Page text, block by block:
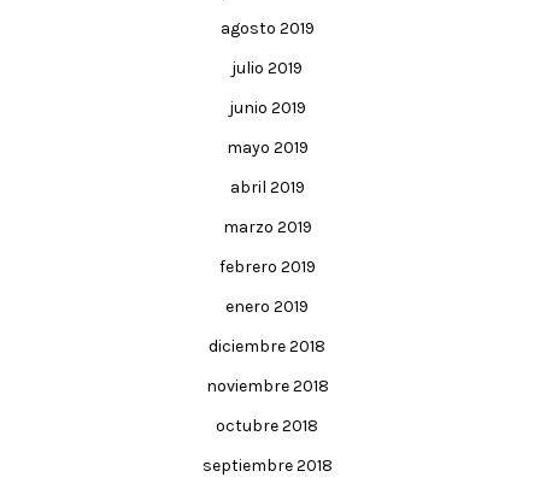
agosto 2019
julio 2019
junio 2019
mayo 2019
abril 2019
marzo 2019
febrero 2019
enero 2019
diciembre 2018
noviembre 2018
octubre 2018
septiembre 2018